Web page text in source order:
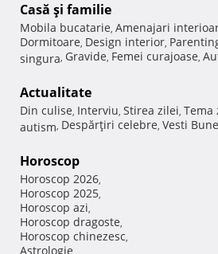
Casă şi familie
Mobila bucatarie, Amenajari
Dormitoare, Design interior,
singura, Gravide, Femei curajoase,
Actualitate
Din culise, Interviu, Stirea zilei, Tema
autism, Despărţiri celebre, Vesti Bune
Horoscop
Horoscop 2026,
Horoscop 2025,
Horoscop azi,
Horoscop dragoste,
Horoscop chinezesc,
Astrologie,